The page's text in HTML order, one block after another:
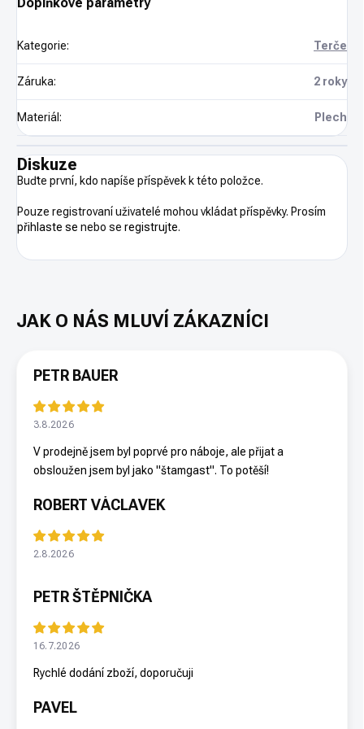
Doplňkové parametry
Kategorie: Terče
Záruka: 2 roky
Materiál: Plech
Diskuze
Buďte první, kdo napíše příspěvek k této položce.
Pouze registrovaní uživatelé mohou vkládat příspěvky. Prosím
přihlaste se nebo se registrujte.
PETR BAUER
3.8.2026
V prodejně jsem byl poprvé pro náboje, ale přijat a
obsloužen jsem byl jako "štamgast". To potěší!
ROBERT VÁCLAVEK
2.8.2026
PETR ŠTĚPNIČKA
16.7.2026
Rychlé dodání zboží, doporučuji
PAVEL